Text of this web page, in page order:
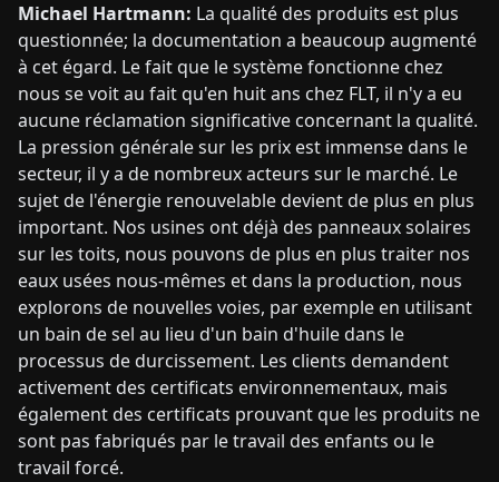
Michael Hartmann: La qualité des produits est plus
questionnée; la documentation a beaucoup augmenté
à cet égard. Le fait que le système fonctionne chez
nous se voit au fait qu'en huit ans chez FLT, il n'y a eu
aucune réclamation significative concernant la qualité.
La pression générale sur les prix est immense dans le
secteur, il y a de nombreux acteurs sur le marché. Le
sujet de l'énergie renouvelable devient de plus en plus
important. Nos usines ont déjà des panneaux solaires
sur les toits, nous pouvons de plus en plus traiter nos
eaux usées nous-mêmes et dans la production, nous
explorons de nouvelles voies, par exemple en utilisant
un bain de sel au lieu d'un bain d'huile dans le
processus de durcissement. Les clients demandent
activement des certificats environnementaux, mais
également des certificats prouvant que les produits ne
sont pas fabriqués par le travail des enfants ou le
travail forcé.